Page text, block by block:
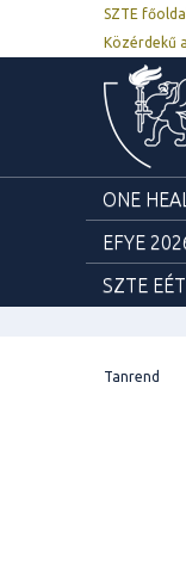
SZTE
Közérdekű
ONE
EFYE
SZTE
Tanrend